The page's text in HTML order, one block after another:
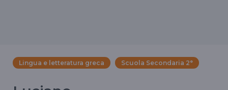
Lingua e letteratura greca Scuola Secondaria 2°